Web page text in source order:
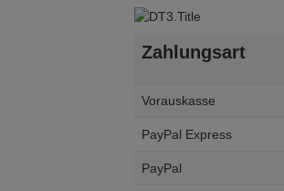
Zahlungsart
Vorauskasse
PayPal Express
PayPal